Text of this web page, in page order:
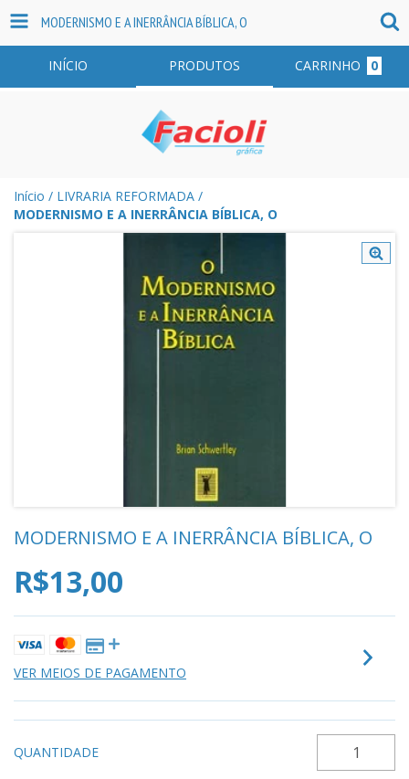
MODERNISMO E A INERRÂNCIA BÍBLICA, O
INÍCIO PRODUTOS CARRINHO 0
Início / LIVRARIA REFORMADA /
MODERNISMO E A INERRÂNCIA BÍBLICA, O
MODERNISMO E A INERRÂNCIA BÍBLICA, O
R$13,00
VER MEIOS DE PAGAMENTO
QUANTIDADE